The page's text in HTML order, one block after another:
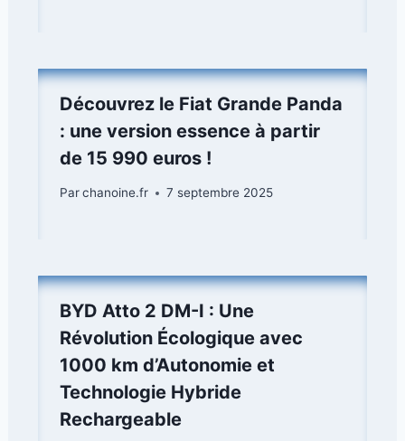
Découvrez le Fiat Grande Panda
: une version essence à partir
de 15 990 euros !
Parchanoine.fr 7 septembre 2025
BYD Atto 2 DM-I : Une
Révolution Écologique avec
1000 km d’Autonomie et
Technologie Hybride
Rechargeable